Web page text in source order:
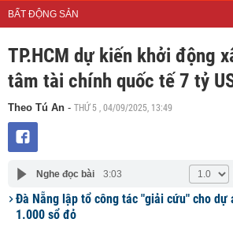
BẤT ĐỘNG SẢN
TP.HCM dự kiến khởi động
tâm tài chính quốc tế 7 tỷ
Theo Tú An - THỨ 5 , 04/09/2025, 13:49
Nghe đọc bài 3:03
Đà Nẵng lập tổ công tác "giải cứu" cho dự
1.000 sổ đỏ